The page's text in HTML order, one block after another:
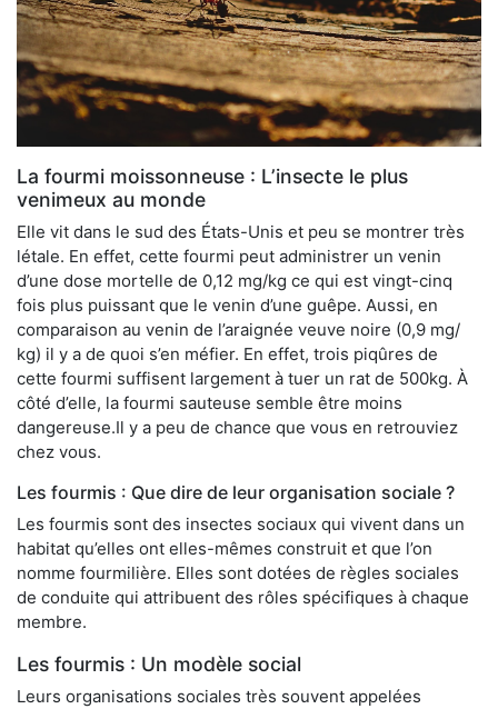
La fourmi moissonneuse : L’insecte le plus
venimeux au monde
Elle vit dans le sud des États-Unis et peu se montrer très
létale. En effet, cette fourmi peut administrer un venin
d’une dose mortelle de 0,12 mg/kg ce qui est vingt-cinq
fois plus puissant que le venin d’une guêpe. Aussi, en
comparaison au venin de l’araignée veuve noire (0,9 mg/
kg) il y a de quoi s’en méfier. En effet, trois piqûres de
cette fourmi suffisent largement à tuer un rat de 500kg. À
côté d’elle, la fourmi sauteuse semble être moins
dangereuse.Il y a peu de chance que vous en retrouviez
chez vous.
Les fourmis : Que dire de leur organisation sociale ?
Les fourmis sont des insectes sociaux qui vivent dans un
habitat qu’elles ont elles-mêmes construit et que l’on
nomme fourmilière. Elles sont dotées de règles sociales
de conduite qui attribuent des rôles spécifiques à chaque
membre.
Les fourmis : Un modèle social
Leurs organisations sociales très souvent appelées